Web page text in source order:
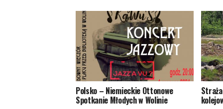
Polsko – Niemieckie Ottonowe
Spotkanie Młodych w Wolinie